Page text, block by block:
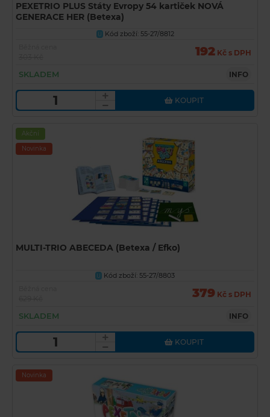
PEXETRIO PLUS Státy Evropy 54 kartiček NOVÁ
GENERACE HER (Betexa)
U Kód zboží: 55-27/8812
192 Kč s DPH
SKLADEM INFO
KOUPIT
Akční
Novinka
MULTI-TRIO ABECEDA (Betexa / Efko)
U
Kód zboží: 55-27/8803
379 Kč s DPH
SKLADEM INFO
KOUPIT
Novinka